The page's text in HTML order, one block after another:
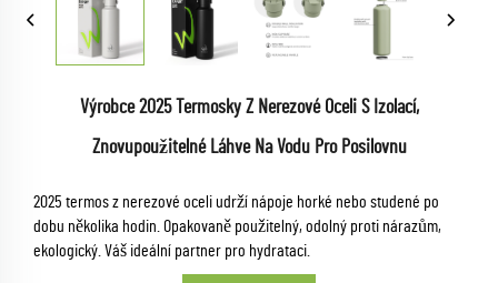
Výrobce 2025 Termosky Z Nerezové Oceli S Izolací,
Znovupoužitelné Láhve Na Vodu Pro Posilovnu
2025 termos z nerezové oceli udrží nápoje horké nebo studené po
dobu několika hodin. Opakovaně použitelný, odolný proti nárazům,
ekologický. Váš ideální partner pro hydrataci.